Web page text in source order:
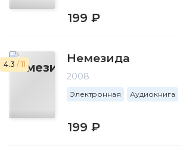
199 ₽
4.3 / 11 Немезида
2008
Электронная Аудиокнига
199 ₽